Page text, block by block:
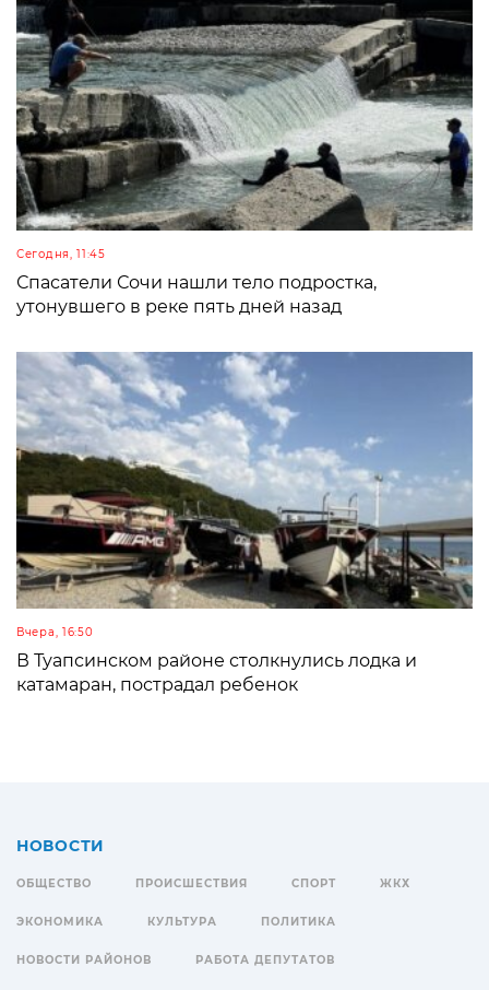
Сегодня, 11:45
Спасатели Сочи нашли тело подростка,
утонувшего в реке пять дней назад
Вчера, 16:50
В Туапсинском районе столкнулись лодка и
катамаран, пострадал ребенок
НОВОСТИ
ОБЩЕСТВО ПРОИСШЕСТВИЯ СПОРТ ЖКХ
ЭКОНОМИКА КУЛЬТУРА ПОЛИТИКА
НОВОСТИ РАЙОНОВ РАБОТА ДЕПУТАТОВ